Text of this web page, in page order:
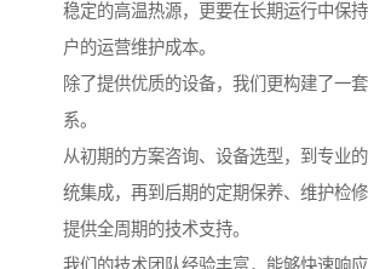
稳定的高温热源，更要在长期运行中保
户的运营维护成本。
除了提供优质的设备，我们更构建了一
系。
从初期的方案咨询、设备选型，到专业
统集成，再到后期的定期保养、维护检
提供全周期的技术支持。